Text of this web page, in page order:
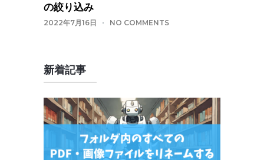
の絞り込み
2022年7月16日 NO COMMENTS
新着記事